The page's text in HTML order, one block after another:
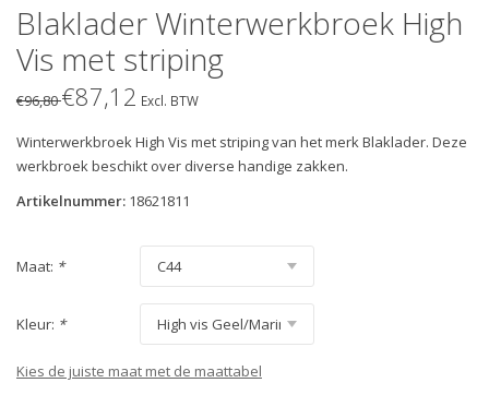
Blaklader Winterwerkbroek High
Vis met striping
€96,80€87,12 Excl. BTW
Winterwerkbroek High Vis met striping van het merk Blaklader. Deze
werkbroek beschikt over diverse handige zakken.
Artikelnummer: 18621811
Maat: *
Kleur: *
Kies de juiste maat met de maattabel